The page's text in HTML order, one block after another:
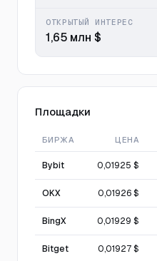
ОТКРЫТЫЙ ИНТЕРЕС
1,65 млн $
Площадки
БИРЖА ЦЕНА
Bybit 0,01925 $
OKX 0,01926 $
BingX 0,01929 $
Bitget 0,01927 $